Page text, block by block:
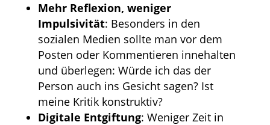
Mehr Reflexion, weniger
Impulsivität: Besonders in den
sozialen Medien sollte man vor dem
Posten oder Kommentieren innehalten
und überlegen: Würde ich das der
Person auch ins Gesicht sagen? Ist
meine Kritik konstruktiv?
Digitale Entgiftung: Weniger Zeit in